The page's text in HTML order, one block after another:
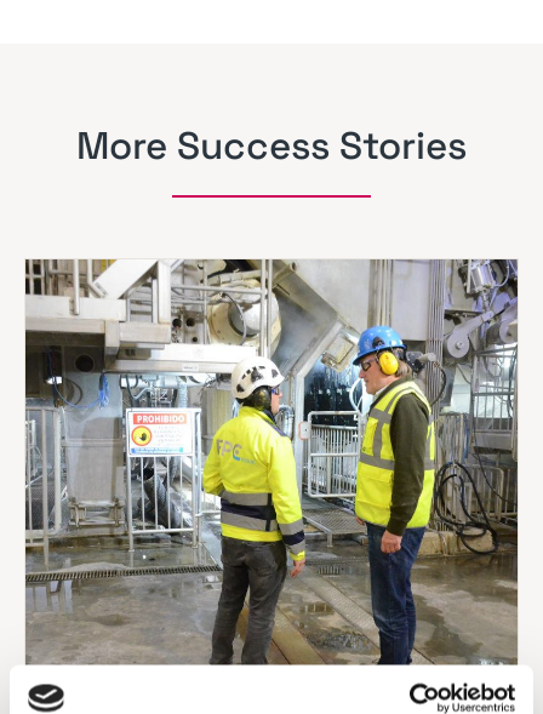
More Success Stories